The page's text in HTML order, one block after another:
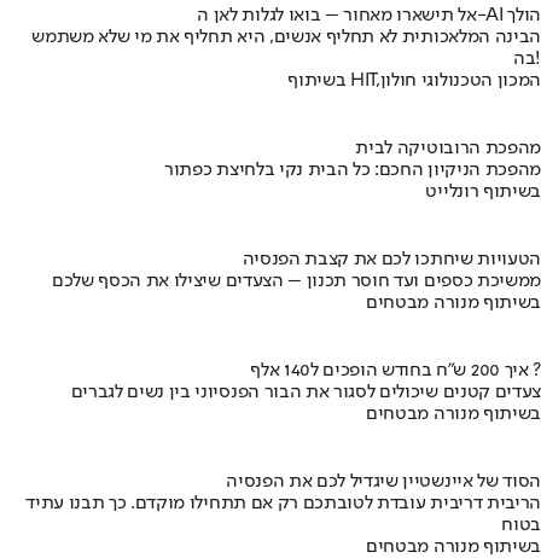
אל תישארו מאחור – בואו לגלות לאן ה-AI הולך
הבינה המלאכותית לא תחליף אנשים, היא תחליף את מי שלא משתמש
בה!
בשיתוף HIT,המכון הטכנולוגי חולון
מהפכת הרובוטיקה לבית
מהפכת הניקיון החכם: כל הבית נקי בלחיצת כפתור
בשיתוף רונלייט
הטעויות שיחתכו לכם את קצבת הפנסיה
ממשיכת כספים ועד חוסר תכנון – הצעדים שיצילו את הכסף שלכם
בשיתוף מנורה מבטחים
איך 200 ש"ח בחודש הופכים ל140 אלף ?
צעדים קטנים שיכולים לסגור את הבור הפנסיוני בין נשים לגברים
בשיתוף מנורה מבטחים
הסוד של איינשטיין שיגדיל לכם את הפנסיה
הריבית דריבית עובדת לטובתכם רק אם תתחילו מוקדם. כך תבנו עתיד
בטוח
בשיתוף מנורה מבטחים